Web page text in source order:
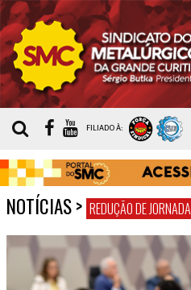
FILIADO À:
NOTÍCIAS> REDUÇÃO DE JORNADA